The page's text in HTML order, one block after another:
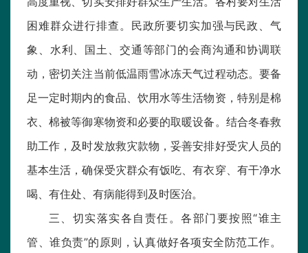
困难群众进行排查。民政所要切实加强与民政、气
象、水利、国土、交通等部门的会商沟通和协调联
动，密切关注当前低温雨雪冰冻天气过程动态。要备
足一定时期内的食品、饮用水等生活物资，特别是棉
衣、棉被等御寒物资和必要的取暖设备。结合冬春救
助工作，及时发放救灾款物，妥善安排好受灾人员的
基本生活，确保受灾群众有饭吃、有衣穿、有干净水
喝、有住处、有病能得到及时医治。
三、切实落实各自责任。各部门要按照“谁主
管、谁负责”的原则，认真做好各项安全防范工作。